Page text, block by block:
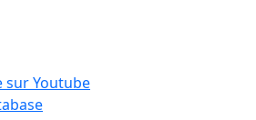
sur Youtube